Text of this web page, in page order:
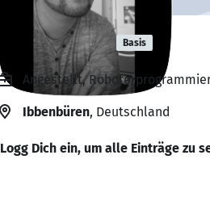
Hill Basis
Angestellt,
Ibbenbüren, Deutschland
Logg Dich ein, um alle Einträge zu